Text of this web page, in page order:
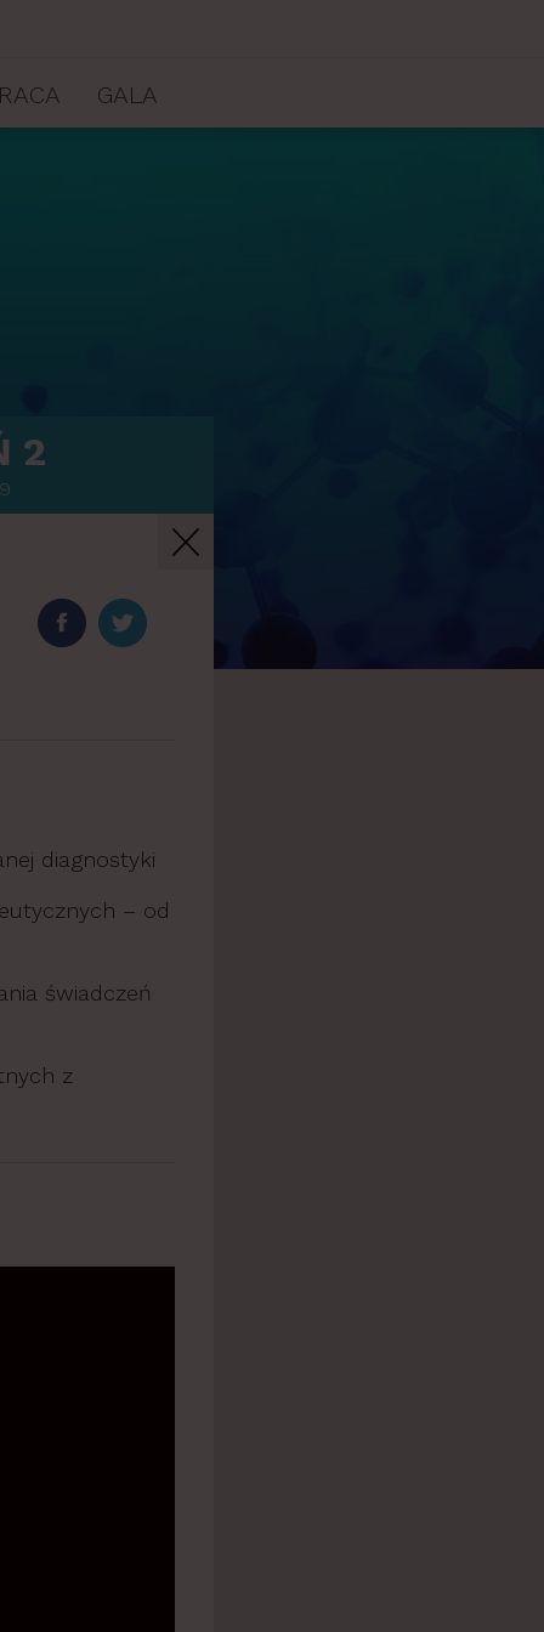
GALA
2
diagnostyki
– od
świadczeń
z